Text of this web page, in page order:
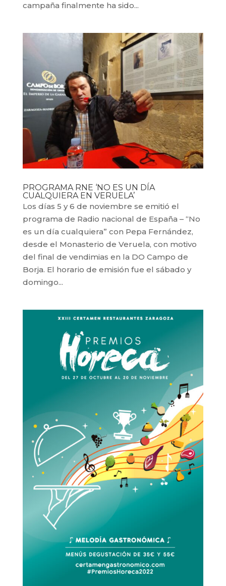
campaña finalmente ha sido...
PROGRAMA RNE ‘NO ES UN DÍA
CUALQUIERA EN VERUELA’
Los días 5 y 6 de noviembre se emitió el
programa de Radio nacional de España – “No
es un día cualquiera” con Pepa Fernández,
desde el Monasterio de Veruela, con motivo
del final de vendimias en la DO Campo de
Borja. El horario de emisión fue el sábado y
domingo...